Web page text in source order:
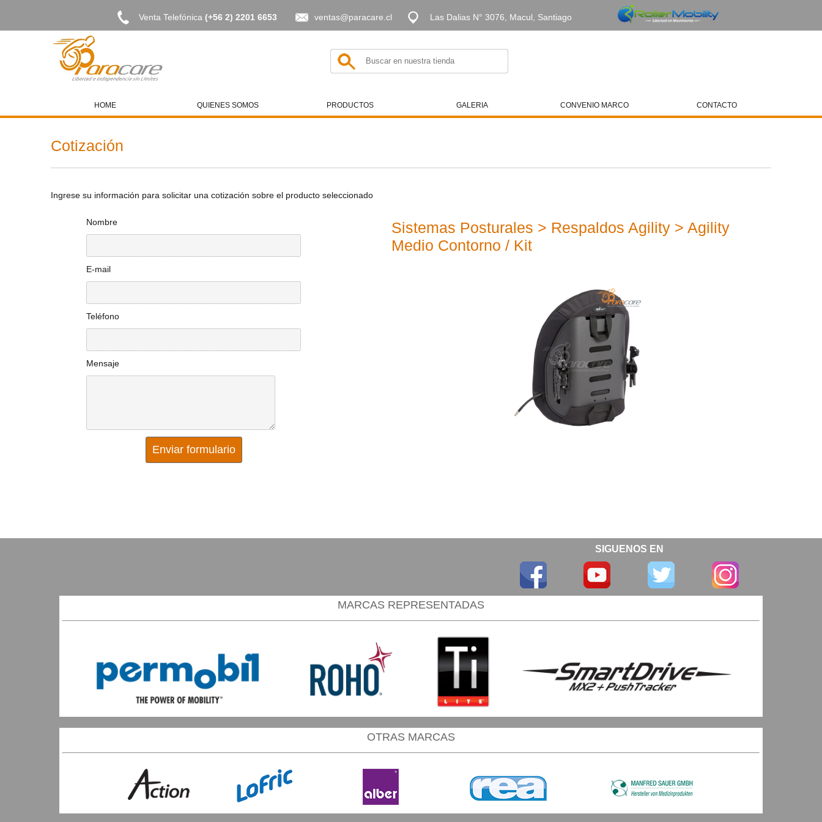
Venta Telefónica(+56 2) 2201 6653 ventas@paracare.cl Las Dalias N° 3076, Macul, Santiago
HOME QUIENES SOMOS PRODUCTOS GALERIA CONVENIO MARCO CONTACTO
Cotización
Ingrese su información para solicitar una cotización sobre el producto seleccionado
Nombre
E-mail
Teléfono
Mensaje
Sistemas Posturales > Respaldos Agility > Agility
Medio Contorno / Kit
SIGUENOS EN
MARCAS REPRESENTADAS
OTRAS MARCAS